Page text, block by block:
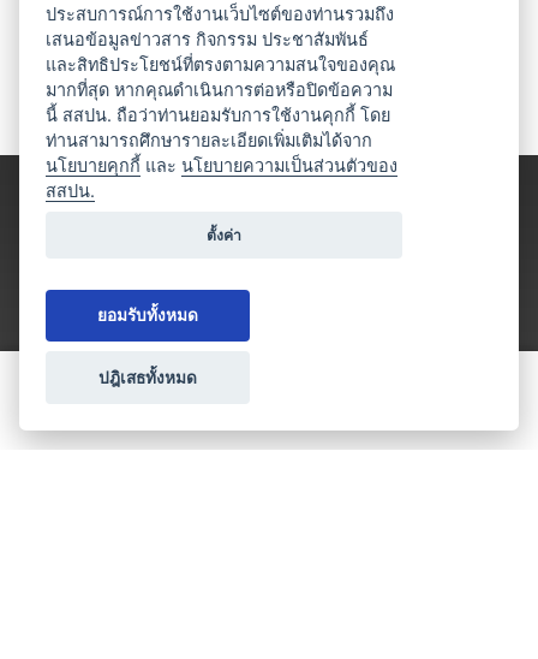
ประเภทธุรกิจไมซ์
ประสบการณ์การใช้งานเว็บไซต์ของท่านรวมถึง
เสนอข้อมูลข่าวสาร กิจกรรม ประชาสัมพันธ์
และสิทธิประโยชน์ที่ตรงตามความสนใจของคุณ
มากที่สุด หากคุณดำเนินการต่อหรือปิดข้อความ
นี้ สสปน. ถือว่าท่านยอมรับการใช้งานคุกกี้ โดย
ท่านสามารถศึกษารายละเอียดเพิ่มเติมได้จาก
นโยบายคุกกี้ และนโยบายความเป็นส่วนตัวของ
สสปน.
ตั้งค่า
ยอมรับทั้งหมด
ปฎิเสธทั้งหมด